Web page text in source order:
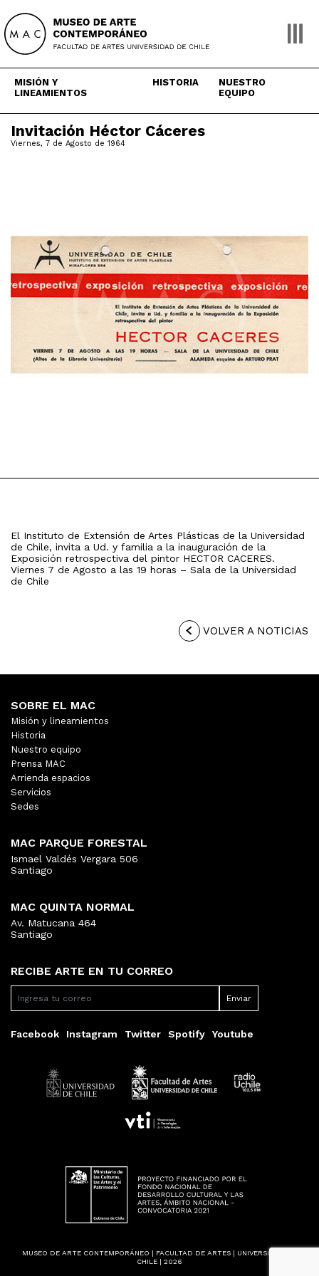
content
MISIÓN Y
LINEAMIENTOS
HISTORIA
NUESTRO
EQUIPO
Invitación Héctor Cáceres
Viernes, 7 de Agosto de 1964
El Instituto de Extensión de Artes Plásticas de la Universidad
de Chile, invita a Ud. y familia a la inauguración de la
Exposición retrospectiva del pintor HECTOR CACERES.
Viernes 7 de Agosto a las 19 horas – Sala de la Universidad
de Chile
VOLVER A NOTICIAS
RECIBE ARTE EN TU CORREO
Facebook Instagram Twitter Spotify Youtube
SOBRE EL MAC
Misión y lineamientos
Historia
Nuestro equipo
Prensa MAC
Arrienda espacios
Servicios
Sedes
MAC PARQUE FORESTAL
Ismael Valdés Vergara 506
Santiago
MAC QUINTA NORMAL
Av. Matucana 464
Santiago
MUSEO DE ARTE CONTEMPORÁNEO | FACULTAD DE ARTES | UNIVERSIDAD DE
CHILE | 2026